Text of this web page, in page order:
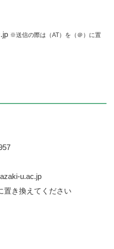
※送信の際は（AT）を（＠）に置
u.ac.jp
置き換えてください